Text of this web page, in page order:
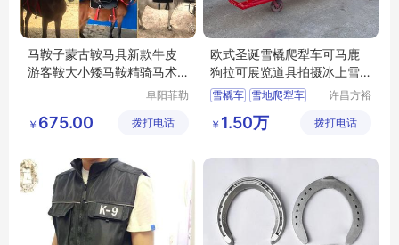
马鞍子蒙古鞍马具新款牛皮
游客鞍大小矮马鞍精骑马术
阜阳菲勒
公司
￥ 675.00 拨打电话
欧式圣诞雪橇爬犁车可马鹿
狗拉可展览道具拍摄冰上雪
地都可滑行
雪橇车 雪地爬犁车
许昌方裕
限公司
￥ 1.50万 拨打电话